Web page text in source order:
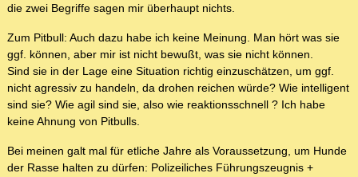
die zwei Begriffe sagen mir überhaupt nichts.
Zum Pitbull: Auch dazu habe ich keine Meinung. Man hört was sie
ggf. können, aber mir ist nicht bewußt, was sie nicht können.
Sind sie in der Lage eine Situation richtig einzuschätzen, um ggf.
nicht agressiv zu handeln, da drohen reichen würde? Wie intelligent
sind sie? Wie agil sind sie, also wie reaktionsschnell ? Ich habe
keine Ahnung von Pitbulls.
Bei meinen galt mal für etliche Jahre als Voraussetzung, um Hunde
der Rasse halten zu dürfen: Polizeiliches Führungszeugnis +